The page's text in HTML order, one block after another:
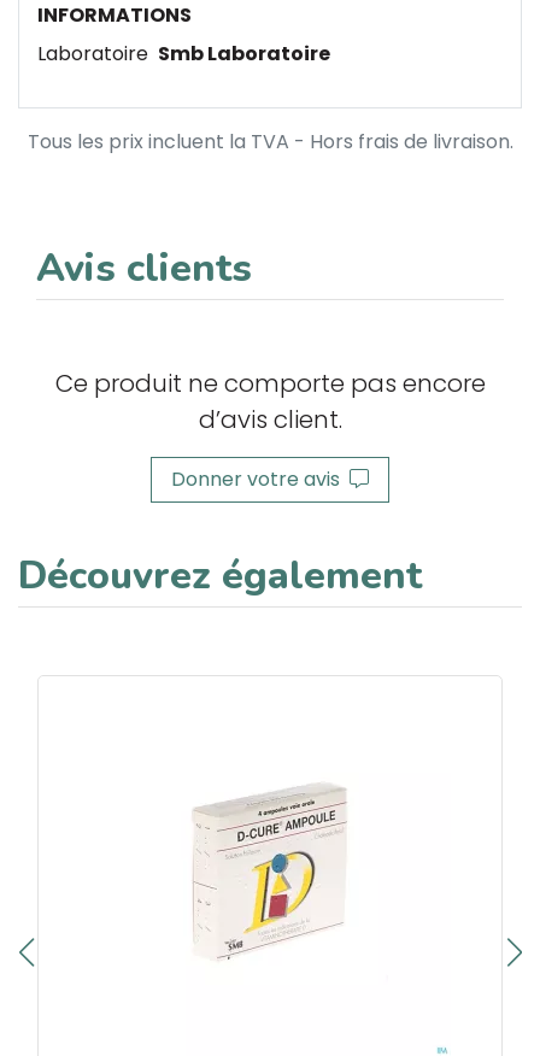
INFORMATIONS
Laboratoire Smb Laboratoire
Tous les prix incluent la TVA - Hors frais de livraison.
Avis clients
Ce produit ne comporte pas encore
d’avis client.
Donner votre avis
Découvrez également